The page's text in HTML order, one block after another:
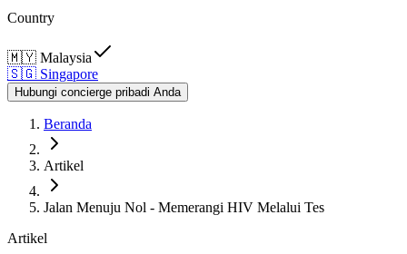
Country
🇲🇾 Malaysia
🇸🇬 Singapore
Hubungi concierge pribadi Anda
Beranda
Artikel
Jalan Menuju Nol - Memerangi HIV Melalui Tes
Artikel